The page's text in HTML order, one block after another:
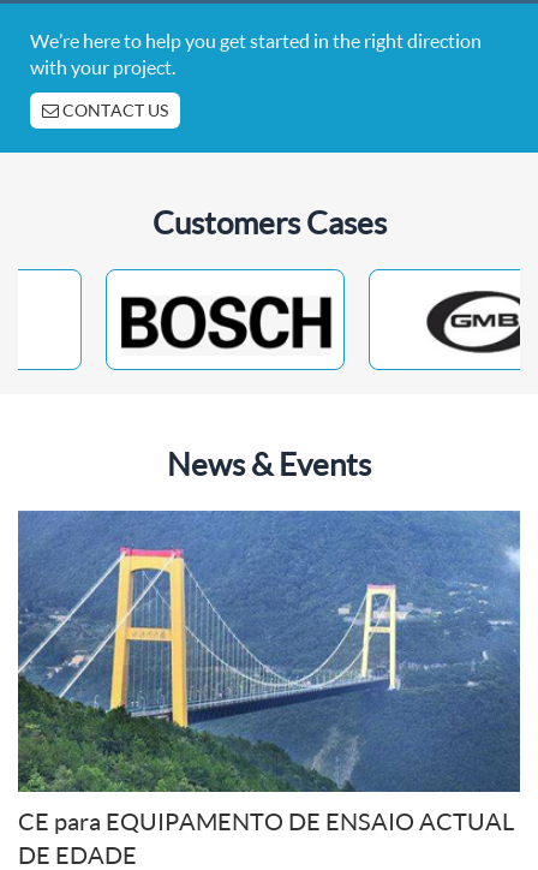
We’re here to help you get started in the right direction
with your project.
CONTACT US
Customers Cases
News & Events
CE para EQUIPAMENTO DE ENSAIO ACTUAL
DE EDADE